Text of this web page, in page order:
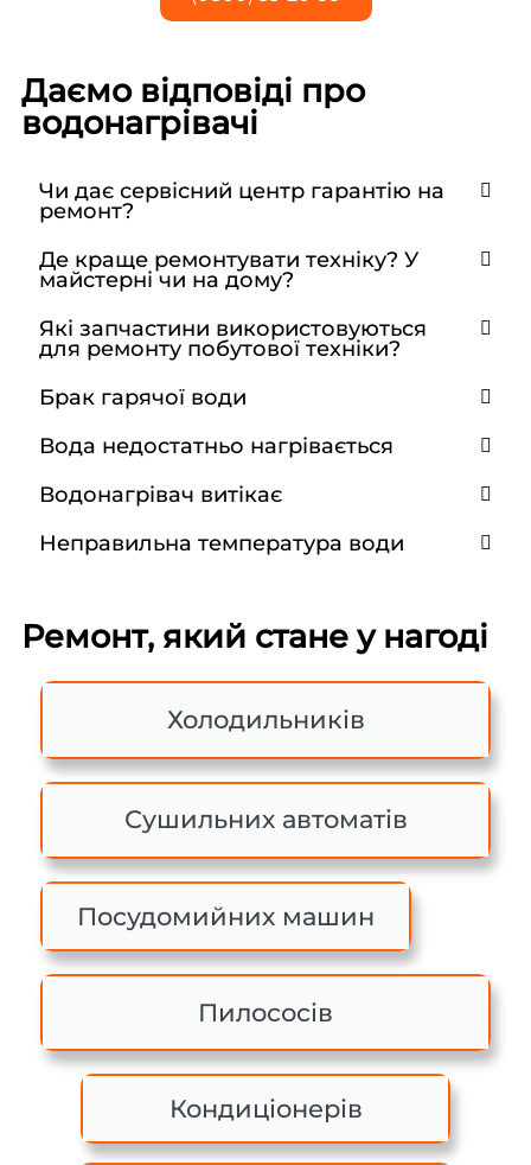
Даємо відповіді про
водонагрівачі
Чи дає сервісний центр гарантію на
ремонт?
Де краще ремонтувати техніку? У
майстерні чи на дому?
Які запчастини використовуються
для ремонту побутової техніки?
Брак гарячої води
Вода недостатньо нагрівається
Водонагрівач витікає
Неправильна температура води
Ремонт, який стане у нагоді
Холодильників
Сушильних автоматів
Посудомийних машин
Пилососів
Кондиціонерів